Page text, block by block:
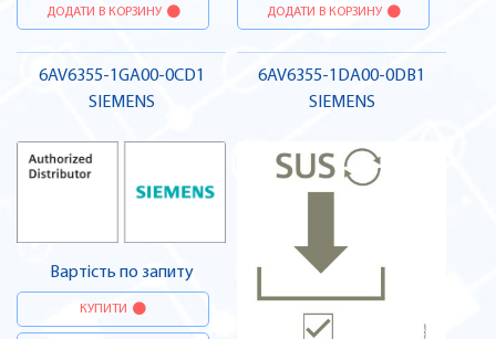
ДОДАТИ В КОРЗИНУ ДОДАТИ В КОРЗИНУ
6AV6355-1GA00-0CD1
SIEMENS
Вартість по запиту
КУПИТИ
6AV6355-1DA00-0DB1
SIEMENS